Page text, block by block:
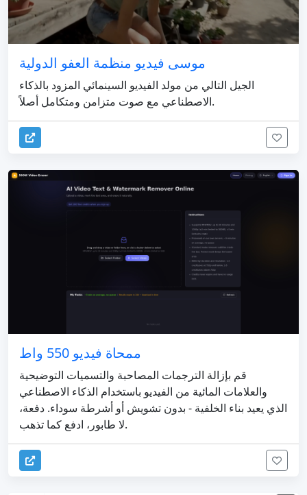
موسى فيديو منظمة العفو الدولية
الجيل التالي من مولد الفيديو السينمائي المزود بالذكاء
الاصطناعي مع صوت متزامن ومتكامل أصلاً.
ممحاة فيديو 550 واط
قم بإزالة الترجمات المصاحبة والتسميات التوضيحية
والعلامات المائية من الفيديو باستخدام الذكاء الاصطناعي
الذي يعيد بناء الخلفية - بدون تشويش أو أشرطة سوداء. دفعة،
لا طابور، ادفع كما تذهب.